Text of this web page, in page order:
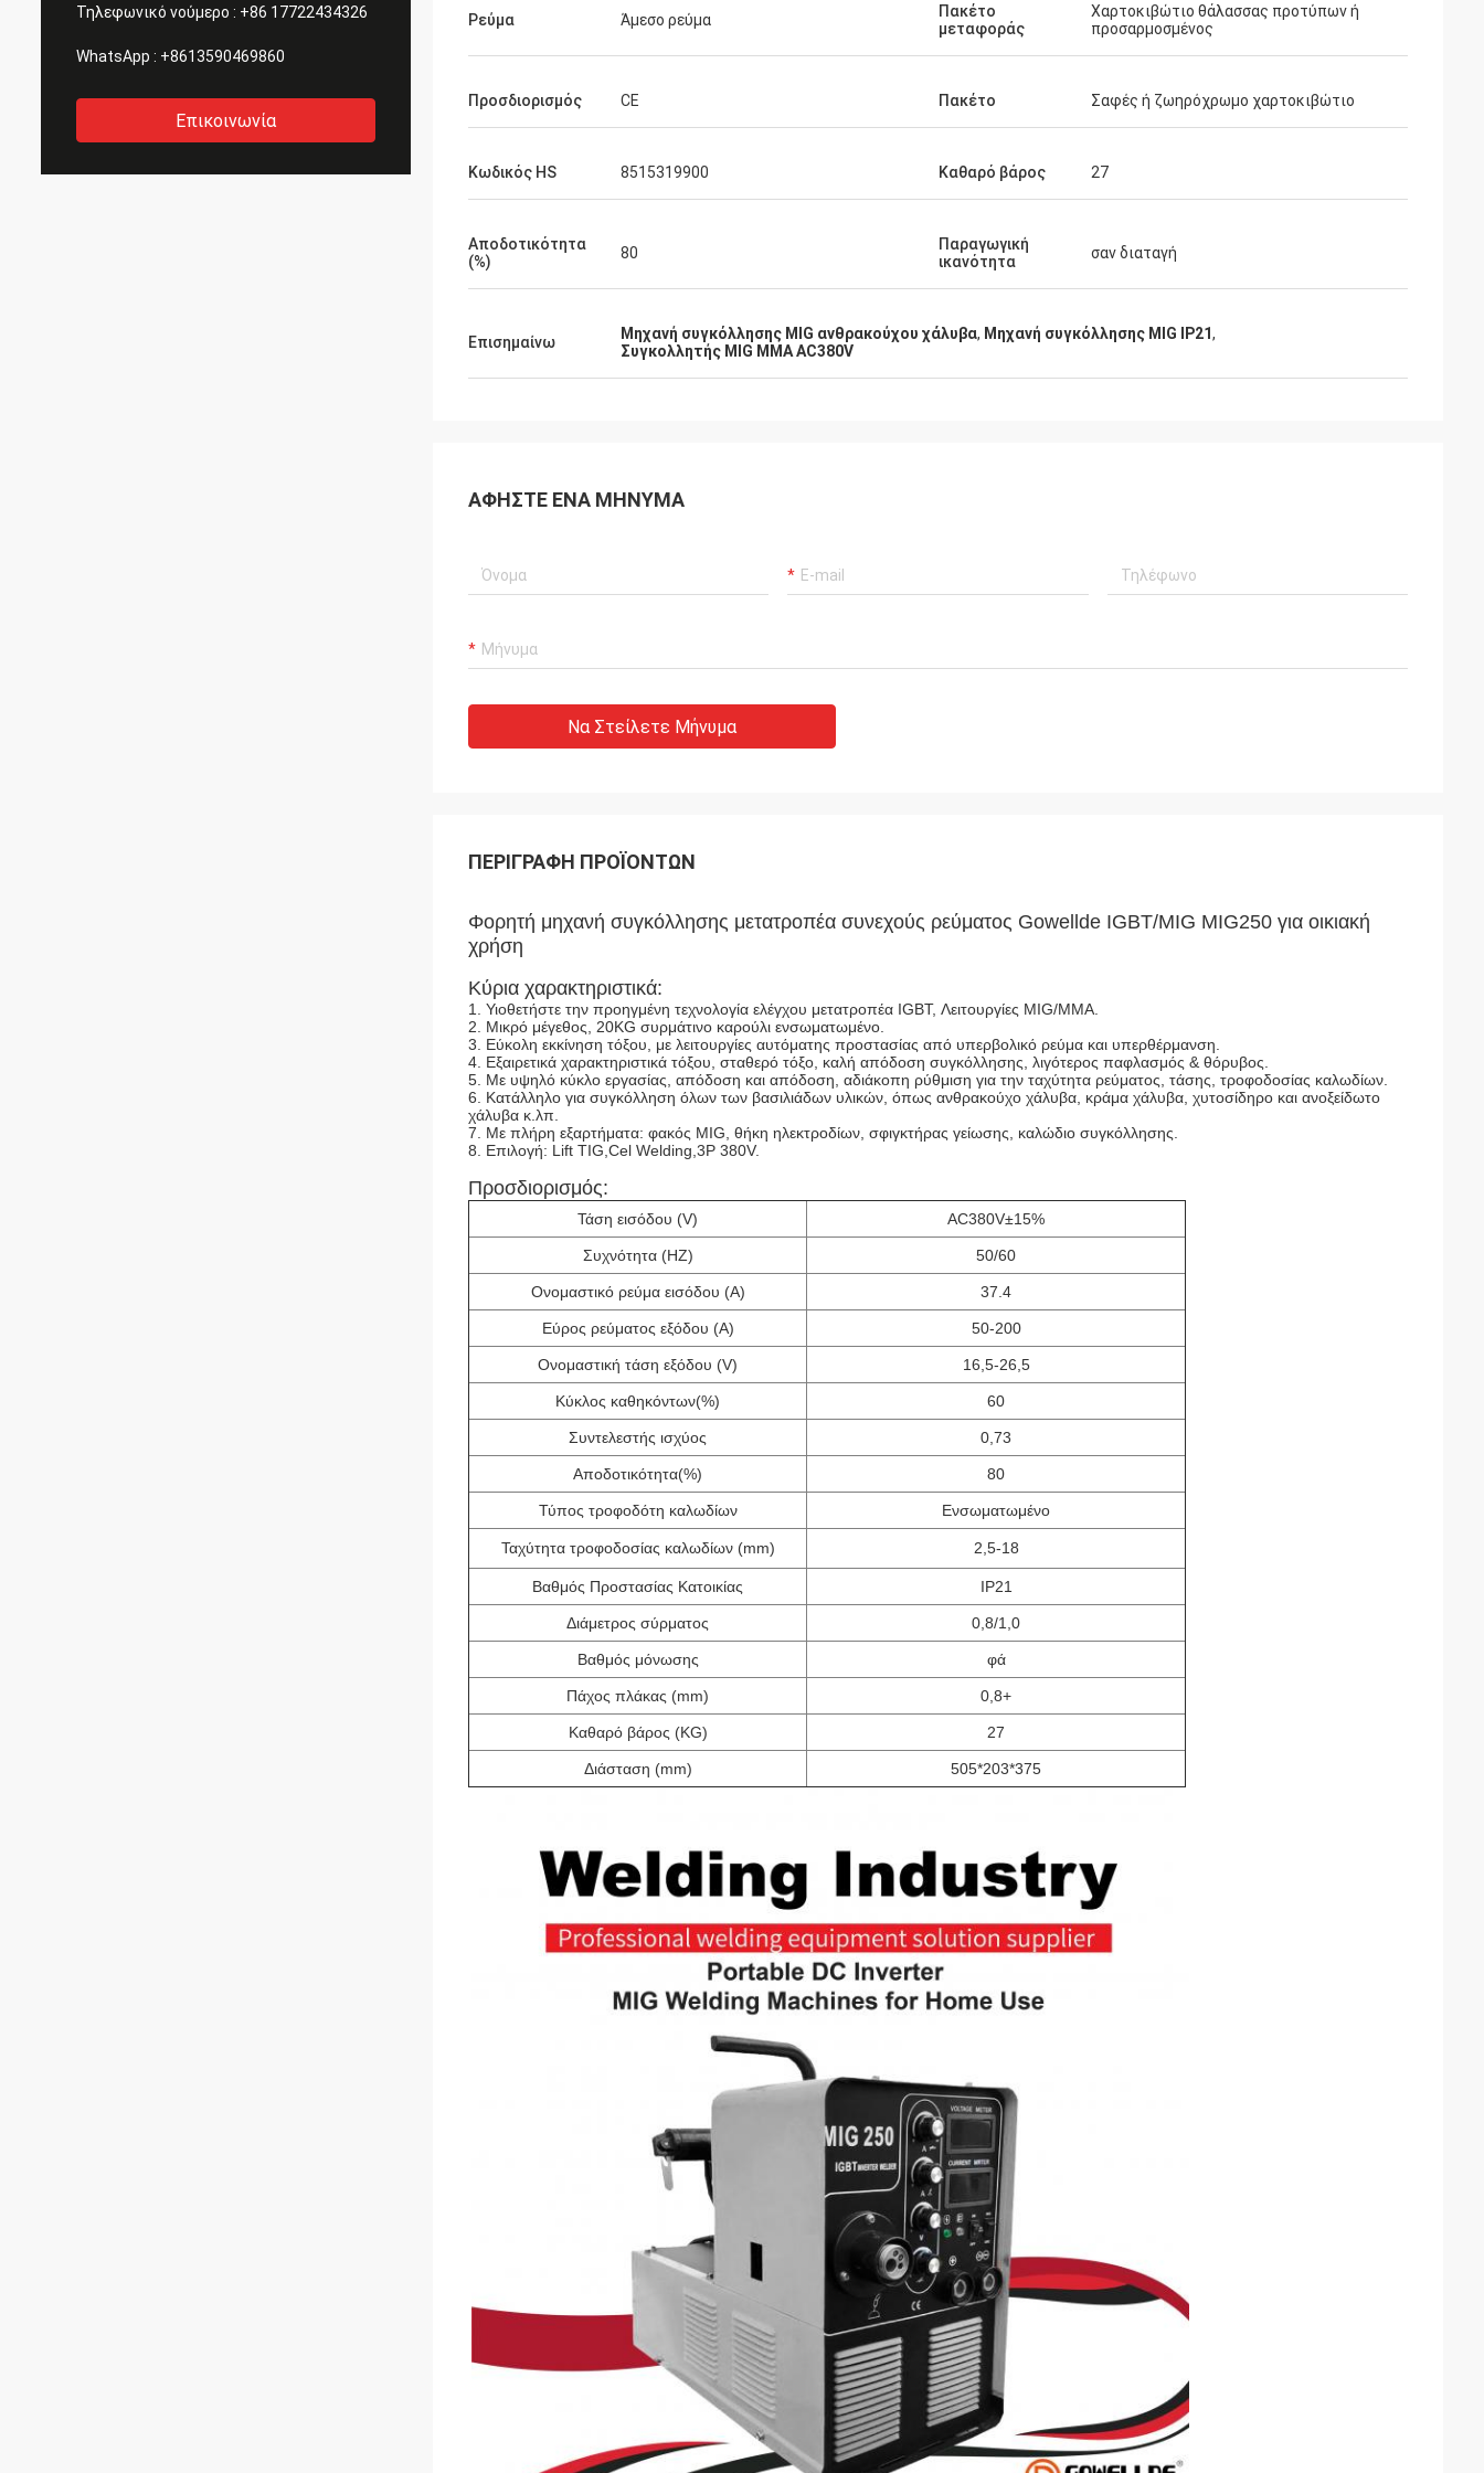
Τηλεφωνικό νούμερο : +86 17722434326
WhatsApp : +8613590469860
Επικοινωνία
Ρεύμα Άμεσο ρεύμα
Πακέτο
μεταφοράς
Χαρτοκιβώτιο θάλασσας προτύπων ή
προσαρμοσμένος
Προσδιορισμός CE Πακέτο Σαφές ή ζωηρόχρωμο χαρτοκιβώτιο
Κωδικός HS 8515319900 Καθαρό βάρος 27
Αποδοτικότητα
(%)
80
Παραγωγική
ικανότητα
σαν διαταγή
Επισημαίνω Μηχανή συγκόλλησης MIG ανθρακούχου χάλυβα, Μηχανή συγκόλλησης MIG IP21,
Συγκολλητής MIG MMA AC380V
ΑΦΉΣΤΕ ΈΝΑ ΜΉΝΥΜΑ
Να Στείλετε Μήνυμα
ΠΕΡΙΓΡΑΦΉ ΠΡΟΪΌΝΤΩΝ
Φορητή μηχανή συγκόλλησης μετατροπέα συνεχούς ρεύματος Gowellde IGBT/MIG MIG250 για οικιακή
χρήση
Κύρια χαρακτηριστικά:
1. Υιοθετήστε την προηγμένη τεχνολογία ελέγχου μετατροπέα IGBT, Λειτουργίες MIG/MMA.
2. Μικρό μέγεθος, 20KG συρμάτινο καρούλι ενσωματωμένο.
3. Εύκολη εκκίνηση τόξου, με λειτουργίες αυτόματης προστασίας από υπερβολικό ρεύμα και υπερθέρμανση.
4. Εξαιρετικά χαρακτηριστικά τόξου, σταθερό τόξο, καλή απόδοση συγκόλλησης, λιγότερος παφλασμός & θόρυβος.
5. Με υψηλό κύκλο εργασίας, απόδοση και απόδοση, αδιάκοπη ρύθμιση για την ταχύτητα ρεύματος, τάσης, τροφοδοσίας καλωδίων.
6. Κατάλληλο για συγκόλληση όλων των βασιλιάδων υλικών, όπως ανθρακούχο χάλυβα, κράμα χάλυβα, χυτοσίδηρο και ανοξείδωτο
χάλυβα κ.λπ.
7. Με πλήρη εξαρτήματα: φακός MIG, θήκη ηλεκτροδίων, σφιγκτήρας γείωσης, καλώδιο συγκόλλησης.
8. Επιλογή: Lift TIG,Cel Welding,3P 380V.
Προσδιορισμός:
Τάση εισόδου (V) AC380V±15%
Συχνότητα (HZ) 50/60
Ονομαστικό ρεύμα εισόδου (A) 37.4
Εύρος ρεύματος εξόδου (A) 50-200
Ονομαστική τάση εξόδου (V) 16,5-26,5
Κύκλος καθηκόντων(%) 60
Συντελεστής ισχύος 0,73
Αποδοτικότητα(%) 80
Τύπος τροφοδότη καλωδίων Ενσωματωμένο
Ταχύτητα τροφοδοσίας καλωδίων (mm) 2,5-18
Βαθμός Προστασίας Κατοικίας IP21
Διάμετρος σύρματος 0,8/1,0
Βαθμός μόνωσης φά
Πάχος πλάκας (mm) 0,8+
Καθαρό βάρος (KG) 27
Διάσταση (mm) 505*203*375